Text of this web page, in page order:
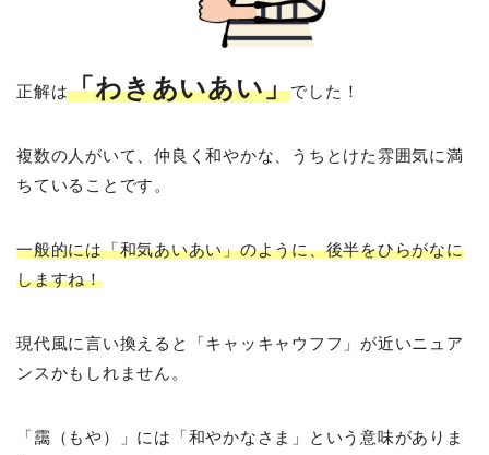
正解は「わきあいあい」でした！
複数の人がいて、仲良く和やかな、うちとけた雰囲気に満
ちていることです。
一般的には「和気あいあい」のように、後半をひらがなに
しますね！
現代風に言い換えると「キャッキャウフフ」が近いニュア
ンスかもしれません。
「靄（もや）」には「和やかなさま」という意味がありま